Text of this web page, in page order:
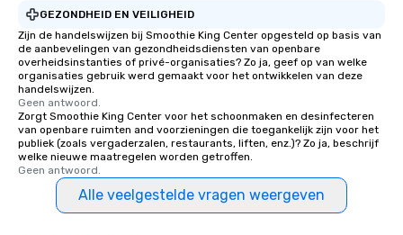
GEZONDHEID EN VEILIGHEID
Zijn de handelswijzen bij Smoothie King Center opgesteld op basis van
de aanbevelingen van gezondheidsdiensten van openbare
overheidsinstanties of privé-organisaties? Zo ja, geef op van welke
organisaties gebruik werd gemaakt voor het ontwikkelen van deze
handelswijzen.
Geen antwoord.
Zorgt Smoothie King Center voor het schoonmaken en desinfecteren
van openbare ruimten and voorzieningen die toegankelijk zijn voor het
publiek (zoals vergaderzalen, restaurants, liften, enz.)? Zo ja, beschrijf
welke nieuwe maatregelen worden getroffen.
Geen antwoord.
Alle veelgestelde vragen weergeven